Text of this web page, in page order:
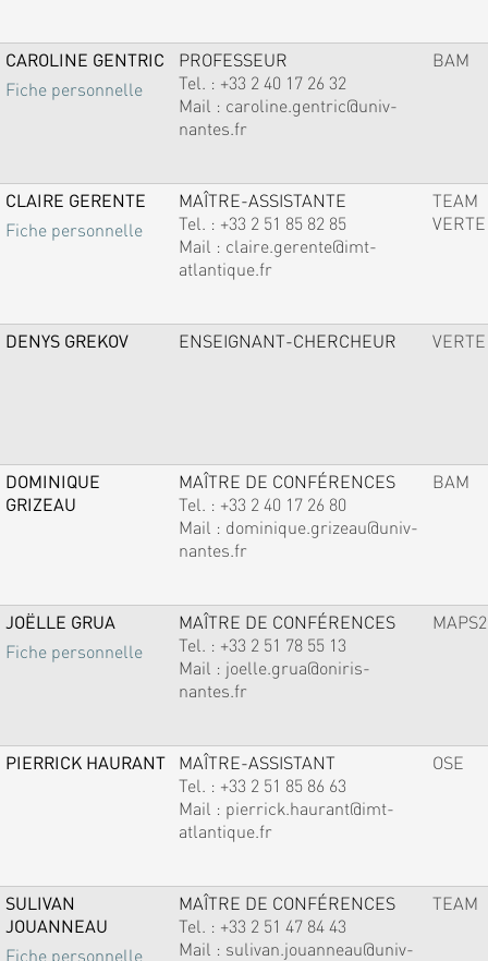
CAROLINE GENTRIC
Fiche personnelle
PROFESSEUR
Tel. : +33 2 40 17 26 32
Mail : caroline.gentric@univ-
nantes.fr
BAM
CLAIRE GERENTE
Fiche personnelle
MAÎTRE-ASSISTANTE
Tel. : +33 2 51 85 82 85
Mail : claire.gerente@imt-
atlantique.fr
TEAM
VERTE
DENYS GREKOV ENSEIGNANT-CHERCHEUR VERTE
DOMINIQUE
GRIZEAU
MAÎTRE DE CONFÉRENCES
Tel. : +33 2 40 17 26 80
Mail : dominique.grizeau@univ-
nantes.fr
BAM
JOËLLE GRUA
Fiche personnelle
MAÎTRE DE CONFÉRENCES
Tel. : +33 2 51 78 55 13
Mail : joelle.grua@oniris-
nantes.fr
MAPS2
PIERRICK HAURANT
MAÎTRE-ASSISTANT
Tel. : +33 2 51 85 86 63
Mail : pierrick.haurant@imt-
atlantique.fr
OSE
SULIVAN
JOUANNEAU
Fiche personnelle
MAÎTRE DE CONFÉRENCES
Tel. : +33 2 51 47 84 43
Mail : sulivan.jouanneau@univ-
TEAM